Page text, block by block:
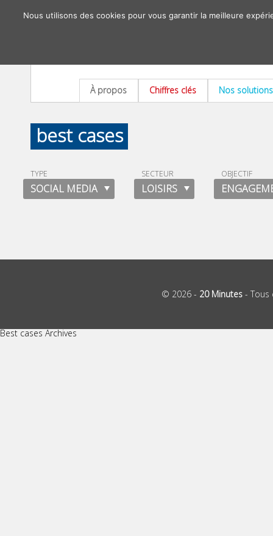
À propos Chiffres clés Nos solutions
best cases
TYPE
SOCIAL MEDIA
SECTEUR
LOISIRS
OBJECTIF
© 2026 - 20 Minutes -
Nous utilisons des cookies pour vous garantir la meilleure
Best cases Archives